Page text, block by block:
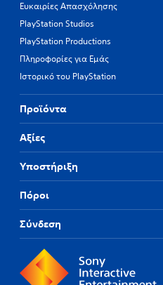
Ευκαιρίες Απασχόλησης
PlayStation Studios
PlayStation Productions
Πληροφορίες για Εμάς
Ιστορικό του PlayStation
Προϊόντα
Αξίες
Υποστήριξη
Πόροι
Σύνδεση